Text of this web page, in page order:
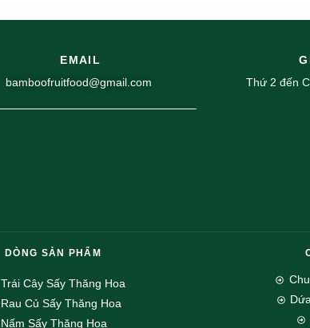
EMAIL
bamboofruitfood@gmail.com
Thứ 2 đến
DÒNG SẢN PHẨM
Trái Cây Sấy Thăng Hoa
Rau Củ Sấy Thăng Hoa
Nấm Sấy Thăng Hoa